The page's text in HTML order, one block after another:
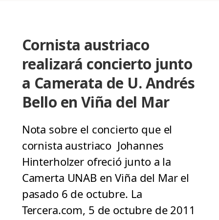
Cornista austriaco
realizará concierto junto
a Camerata de U. Andrés
Bello en Viña del Mar
Nota sobre el concierto que el
cornista austriaco Johannes
Hinterholzer ofreció junto a la
Camerta UNAB en Viña del Mar el
pasado 6 de octubre. La
Tercera.com, 5 de octubre de 2011